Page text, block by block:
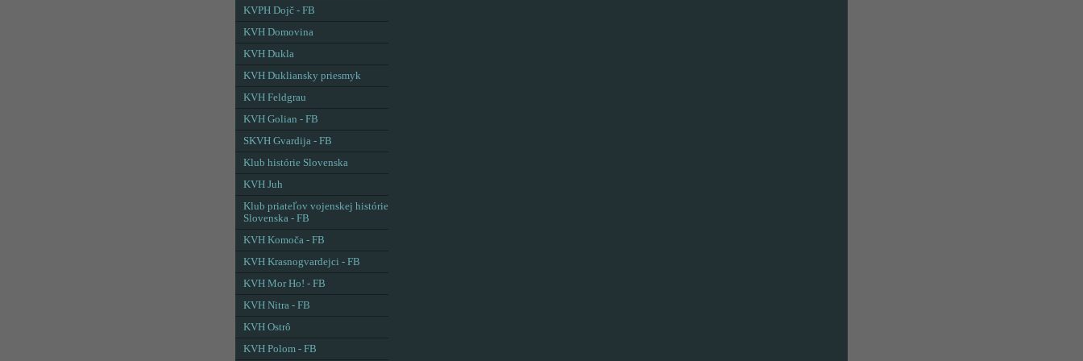
KVPH Dojč - FB
KVH Domovina
KVH Dukla
KVH Dukliansky priesmyk
KVH Feldgrau
KVH Golian - FB
SKVH Gvardija - FB
Klub histórie Slovenska
KVH Juh
Klub priateľov vojenskej histórie
Slovenska - FB
KVH Komoča - FB
KVH Krasnogvardejci - FB
KVH Mor Ho! - FB
KVH Nitra - FB
KVH Ostrô
KVH Polom - FB